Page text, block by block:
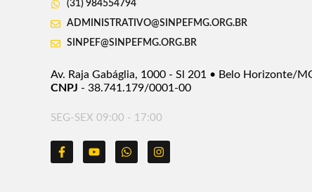
(31) 984554794
ADMINISTRATIVO@SINPEFMG.ORG.BR
SINPEF@SINPEFMG.ORG.BR
Av. Raja Gabáglia, 1000 - Sl 201 • Belo Horizonte/
CNPJ - 38.741.179/0001-00
SEG-SEX 09:00 - 17:00